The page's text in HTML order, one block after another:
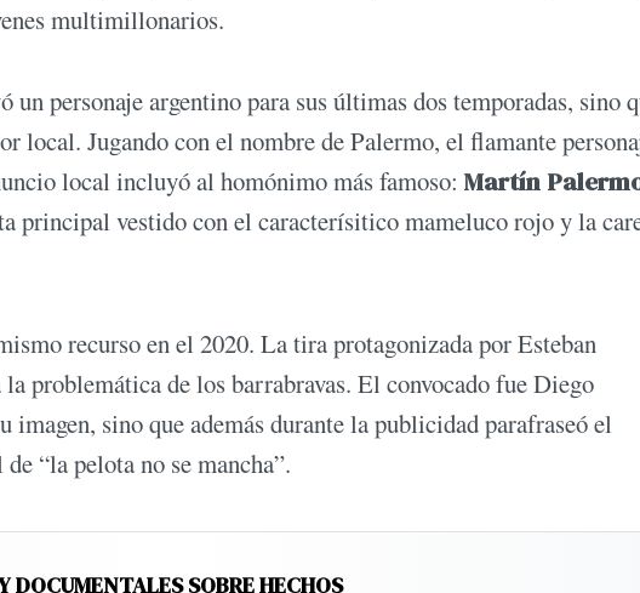
multimillonarios.
personaje argentino para sus últimas dos temporadas, sino
local. Jugando con el nombre de Palermo, el flamante
local incluyó al homónimo más famoso: Martín
principal vestido con el caracterísitico mameluco rojo y la
recurso en el 2020. La tira protagonizada por Esteban
problemática de los barrabravas. El convocado fue Diego
sino que además durante la publicidad parafraseó el
“la pelota no se mancha”.
DOCUMENTALES SOBRE HECHOS